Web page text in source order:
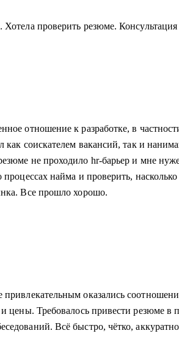
Хотела проверить резюме.
отношение к разработке, в
как соискателем вакансий, так и
не проходило hr-барьер и мне
процессах найма и проверить,
Все прошло хорошо.
привлекательным оказались
цены. Требовалось привести резюме в
Всё быстро, чётко,